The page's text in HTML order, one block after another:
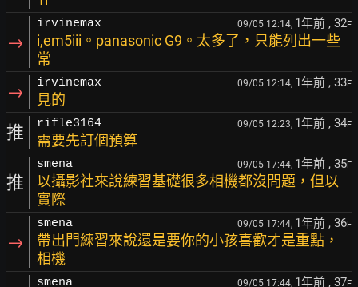
→
irvinemax 09/05 12:14, 1年前 , 32F
i,em5iii。panasonic G9。太多了，只能列出一些
常
→ irvinemax 09/05 12:14, 1年前 , 33F
見的
推 rifle3164 09/05 12:23, 1年前 , 34F
需要先訂個預算
推
smena 09/05 17:44, 1年前 , 35F
以攝影社來說練習基礎很多相機都沒問題，但以
實際
→
smena 09/05 17:44, 1年前 , 36F
帶出門練習來說還是要你的小孩喜歡才是重點，
相機
smena 09/05 17:44, 1年前 , 37F